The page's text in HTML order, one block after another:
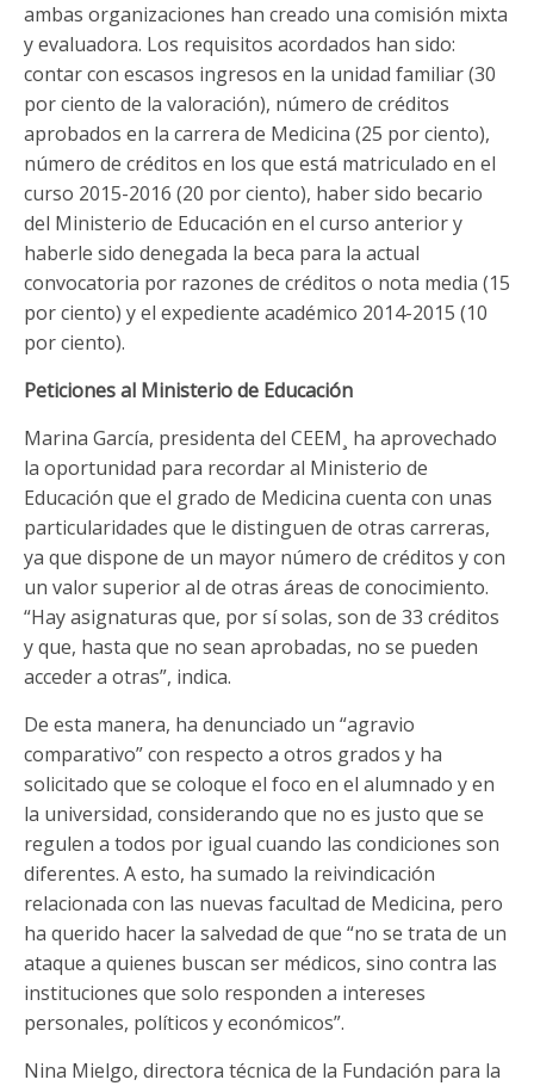
ambas organizaciones han creado una comisión mixta
y evaluadora. Los requisitos acordados han sido:
contar con escasos ingresos en la unidad familiar (30
por ciento de la valoración), número de créditos
aprobados en la carrera de Medicina (25 por ciento),
número de créditos en los que está matriculado en el
curso 2015-2016 (20 por ciento), haber sido becario
del Ministerio de Educación en el curso anterior y
haberle sido denegada la beca para la actual
convocatoria por razones de créditos o nota media (15
por ciento) y el expediente académico 2014-2015 (10
por ciento).
Peticiones al Ministerio de Educación
Marina García, presidenta del CEEM¸ ha aprovechado
la oportunidad para recordar al Ministerio de
Educación que el grado de Medicina cuenta con unas
particularidades que le distinguen de otras carreras,
ya que dispone de un mayor número de créditos y con
un valor superior al de otras áreas de conocimiento.
“Hay asignaturas que, por sí solas, son de 33 créditos
y que, hasta que no sean aprobadas, no se pueden
acceder a otras”, indica.
De esta manera, ha denunciado un “agravio
comparativo” con respecto a otros grados y ha
solicitado que se coloque el foco en el alumnado y en
la universidad, considerando que no es justo que se
regulen a todos por igual cuando las condiciones son
diferentes. A esto, ha sumado la reivindicación
relacionada con las nuevas facultad de Medicina, pero
ha querido hacer la salvedad de que “no se trata de un
ataque a quienes buscan ser médicos, sino contra las
instituciones que solo responden a intereses
personales, políticos y económicos”.
Nina Mielgo, directora técnica de la Fundación para la